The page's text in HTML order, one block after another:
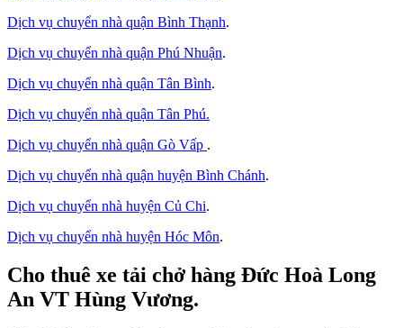
Dịch vụ chuyển nhà quận Bình Thạnh.
Dịch vụ chuyển nhà quận Phú Nhuận.
Dịch vụ chuyển nhà quận Tân Bình.
Dịch vụ chuyển nhà quận Tân Phú.
Dịch vụ chuyển nhà quận Gò Vấp .
Dịch vụ chuyển nhà quận huyện Bình Chánh.
Dịch vụ chuyển nhà huyện Củ Chi.
Dịch vụ chuyển nhà huyện Hóc Môn.
Cho thuê xe tải chở hàng Đức Hoà Long
An VT Hùng Vương.